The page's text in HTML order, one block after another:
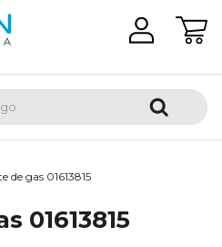
de gas 01613815
01613815